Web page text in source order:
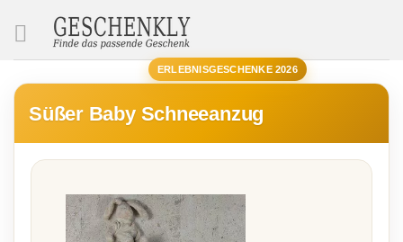
ERLEBNISGESCHENKE 2026
Süßer Baby Schneeanzug